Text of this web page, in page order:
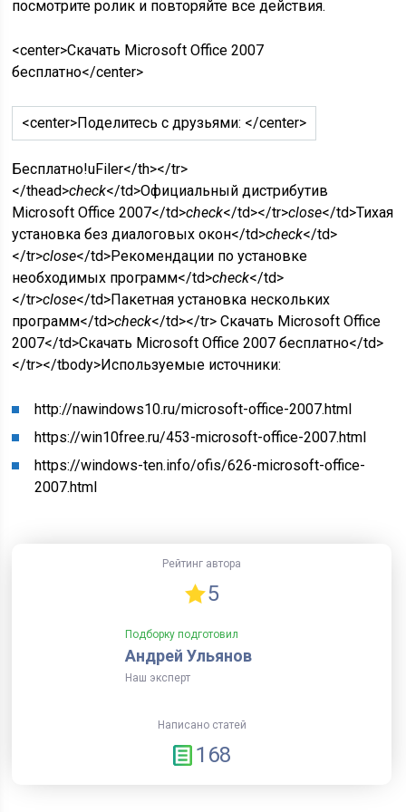
посмотрите ролик и повторяйте все действия.
<center>Скачать Microsoft Office 2007
бесплатно</center>
<center>Поделитесь с друзьями: </center>
Бесплатно!uFiler</th></tr>
</thead>check</td>Официальный дистрибутив
Microsoft Office 2007</td>check</td></tr>close</td>Тихая
установка без диалоговых окон</td>check</td>
</tr>close</td>Рекомендации по установке
необходимых программ</td>check</td>
</tr>close</td>Пакетная установка нескольких
программ</td>check</td></tr> Скачать Microsoft Office
2007</td>Скачать Microsoft Office 2007 бесплатно</td>
</tr></tbody>Используемые источники:
http://nawindows10.ru/microsoft-office-2007.html
https://win10free.ru/453-microsoft-office-2007.html
https://windows-ten.info/ofis/626-microsoft-office-
2007.html
Рейтинг автора
5
Подборку подготовил
Андрей Ульянов
Наш эксперт
Написано статей
168